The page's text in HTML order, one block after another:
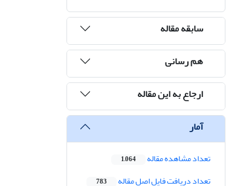
سابقه مقاله
هم رسانی
ارجاع به این مقاله
آمار
تعداد مشاهده مقاله 1,064
تعداد دریافت فایل اصل مقاله 783